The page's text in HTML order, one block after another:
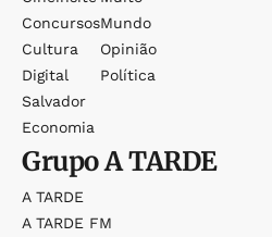
Concursos
Cultura
Digital
Salvador
Economia
Mundo
Opinião
Política
GrupoA TARDE
A TARDE
A TARDE FM